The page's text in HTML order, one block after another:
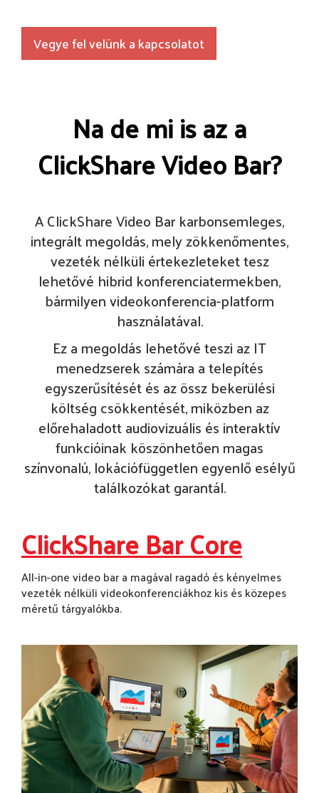
Vegye fel velünk a kapcsolatot
Na de mi is az a
ClickShare Video Bar?
A ClickShare Video Bar karbonsemleges,
integrált megoldás, mely zökkenőmentes,
vezeték nélküli értekezleteket tesz
lehetővé hibrid konferenciatermekben,
bármilyen videokonferencia-platform
használatával.
Ez a megoldás lehetővé teszi az IT
menedzserek számára a telepítés
egyszerűsítését és az össz bekerülési
költség csökkentését, miközben az
előrehaladott audiovizuális és interaktív
funkcióinak köszönhetően magas
színvonalú, lokációfüggetlen egyenlő esélyű
találkozókat garantál.
ClickShare Bar Core
All-in-one video bar a magával ragadó és kényelmes
vezeték nélküli videokonferenciákhoz kis és közepes
méretű tárgyalókba.